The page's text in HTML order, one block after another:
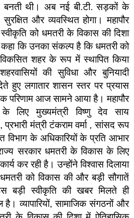
बनती थी। अब नई बी.टी. सड़कों के
और व्यवस्थित होगा। महापौर
स्वीकृति को धमतरी के विकास की दिशा
कहा कि उनका संकल्प है कि धमतरी को
शहर के रूप में स्थापित किया
की सुविधा और बुनियादी
हुए लगातार शासन स्तर पर प्रयास
परिणाम आज सामने आया है। महापौर
लिए मुख्यमंत्री विष्णु देव साय
मंत्री टंकराम वर्मा , सांसद रूप
विभाग के अधिकारियों के प्रति आभार
सरकार धमतरी के विकास के लिए
कर रही है। उन्होंने विश्वास दिलाया
को विकास की और बड़ी सौगातें
बड़ी स्वीकृति की खबर मिलते ही
है। व्यापारियों, सामाजिक संगठनों और